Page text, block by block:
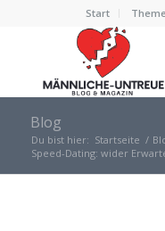
Start
Blog
Du bist hier: Startseite /
Speed-Dating: wider